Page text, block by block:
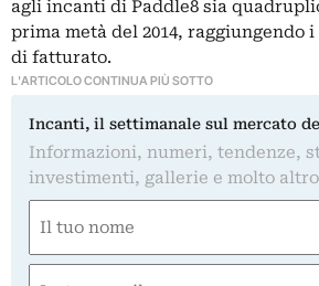
agli incanti di Paddle8 sia
prima metà del 2014, raggiungendo
di fatturato.
L'ARTICOLO CONTINUA PIÙ SOTTO
Incanti, il settimanale sul mercato
Informazioni, numeri, tendenze,
investimenti, gallerie e molto
(Obbligatorio)
Nome